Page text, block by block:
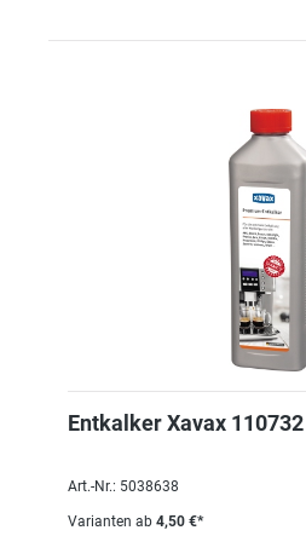
Entkalker Xavax
Art.-Nr.: 5038638
Varianten ab 4,50 €*